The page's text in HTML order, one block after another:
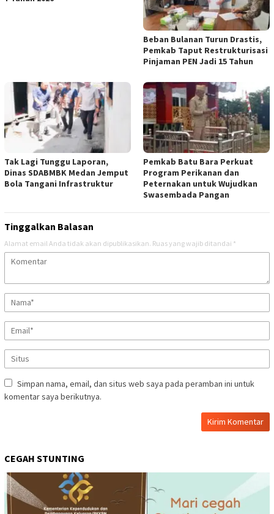
Beban Bulanan Turun Drastis,
Pemkab Taput Restrukturisasi
Pinjaman PEN Jadi 15 Tahun‎
Tak Lagi Tunggu Laporan,
Dinas SDABMBK Medan Jemput
Bola Tangani Infrastruktur
Pemkab Batu Bara Perkuat
Program Perikanan dan
Peternakan untuk Wujudkan
Swasembada Pangan
Tinggalkan Balasan
Alamat email Anda tidak akan dipublikasikan. Ruas yang wajib ditandai *
Simpan nama, email, dan situs web saya pada peramban ini untuk
komentar saya berikutnya.
CEGAH STUNTING